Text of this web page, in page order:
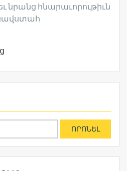
նրանց հնարաւորութիւն